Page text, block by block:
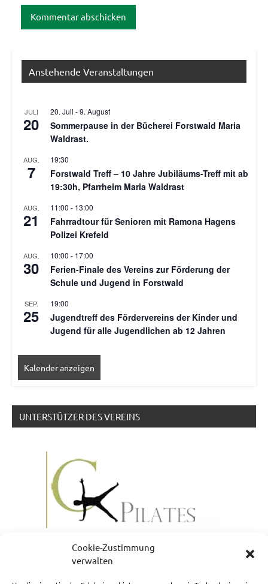
Cookie-Zustimmung
verwalten
Anstehende Veranstaltungen
JULI
20
20. Juli -9. August
Sommerpause in der Bücherei Forstwald Maria
Waldrast.
AUG.
7
19:30
Forstwald Treff – 10 Jahre Jubiläums-Treff mit ab
19:30h, Pfarrheim Maria Waldrast
AUG.
21
11:00 - 13:00
Fahrradtour für Senioren mit Ramona Hagens
Polizei Krefeld
AUG.
30
10:00 - 17:00
Ferien-Finale des Vereins zur Förderung der
Schule und Jugend in Forstwald
SEP.
25
19:00
Jugendtreff des Fördervereins der Kinder und
Jugend für alle Jugendlichen ab 12 Jahren
Kalender anzeigen
UNTERSTÜTZER DES VEREINS